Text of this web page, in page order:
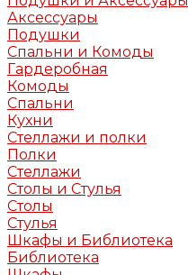
Аксессуары
Подушки
Спальни и Комоды
Гардеробная
Комоды
Спальни
Кухни
Стеллажи и полки
Полки
Стеллажи
Столы и Стулья
Столы
Стулья
Шкафы и Библиотека
Библиотека